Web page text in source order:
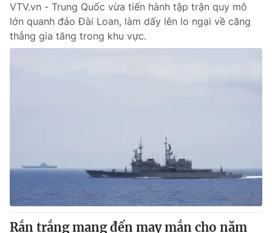
VTV.vn - Trung Quốc vừa tiến hành tập trận quy mô
lớn quanh đảo Đài Loan, làm dấy lên lo ngại về căng
thẳng gia tăng trong khu vực.
Rắn trắng mang đến may mắn cho năm